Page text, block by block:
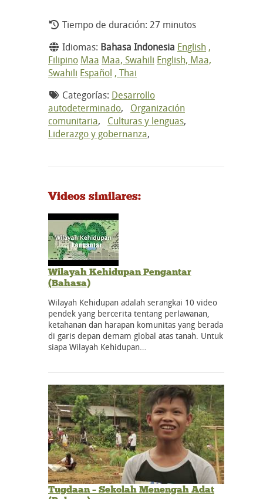
Tiempo de duración: 27 minutos
Idiomas: Bahasa Indonesia English ,
Filipino Maa Maa, Swahili English, Maa,
Swahili Español , Thai
Categorías: Desarrollo
autodeterminado, Organización
comunitaria, Culturas y lenguas,
Liderazgo y gobernanza,
Videos similares:
Wilayah Kehidupan Pengantar
(Bahasa)
Wilayah Kehidupan adalah serangkai 10 video
pendek yang bercerita tentang perlawanan,
ketahanan dan harapan komunitas yang berada
di garis depan demam global atas tanah. Untuk
siapa Wilayah Kehidupan…
Tugdaan – Sekolah Menengah Adat